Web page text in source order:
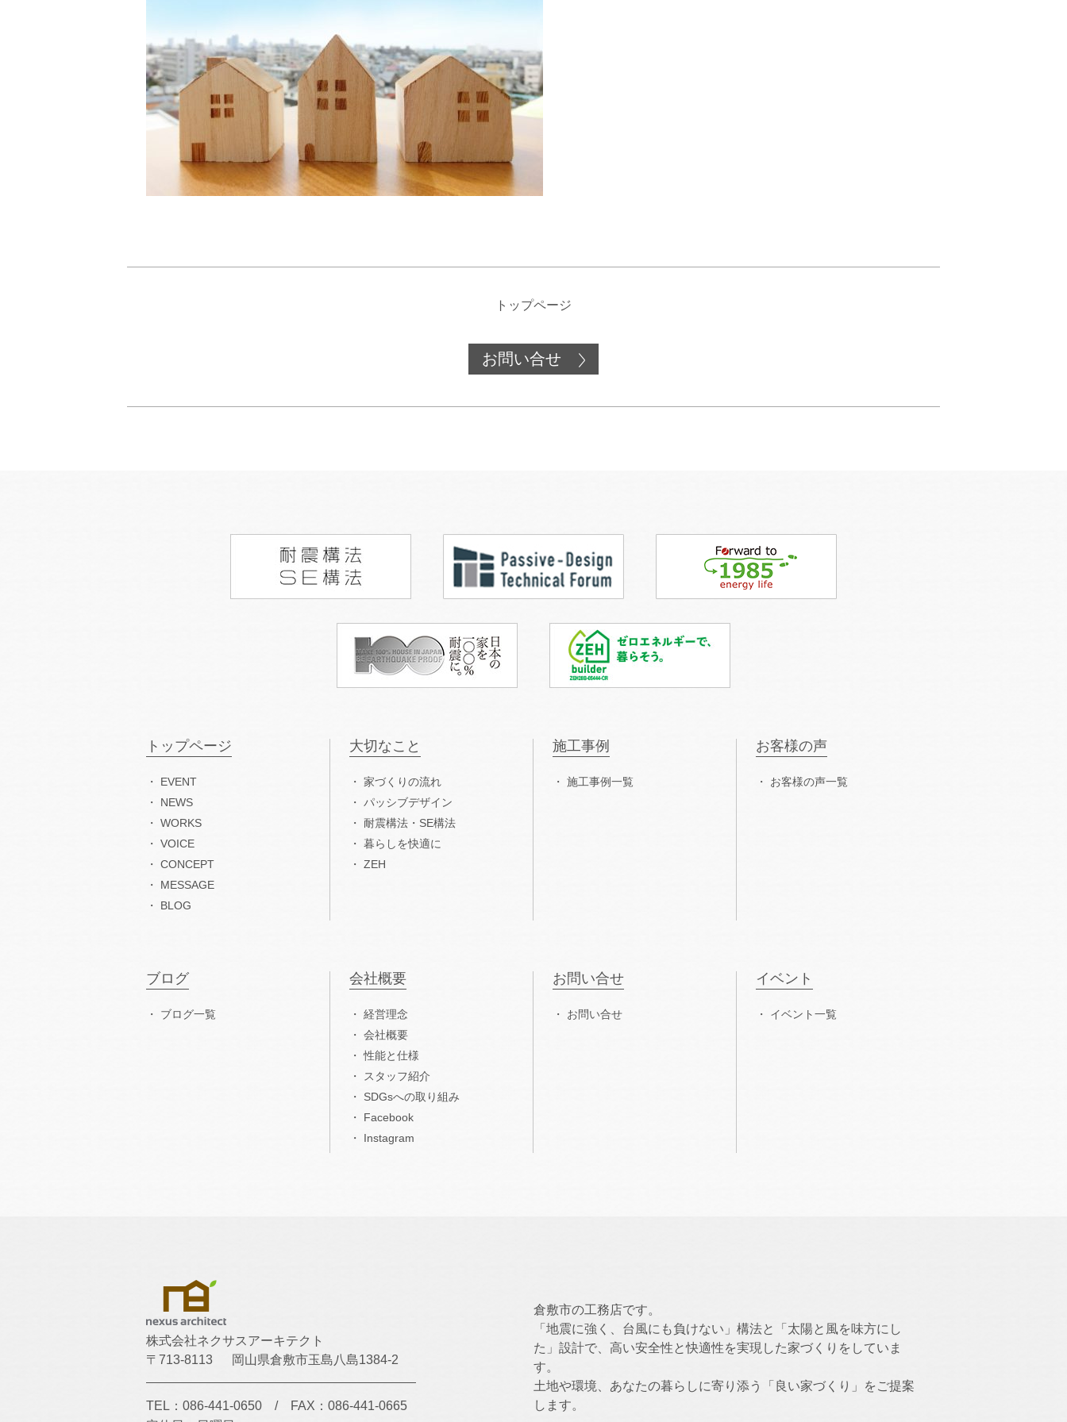
トップページ
お問い合せ
トップページ
EVENT
NEWS
WORKS
VOICE
CONCEPT
MESSAGE
BLOG
大切なこと
家づくりの流れ
パッシブデザイン
耐震構法・SE構法
暮らしを快適に
ZEH
施工事例
施工事例一覧
お客様の声
お客様の声一覧
ブログ
ブログ一覧
会社概要
経営理念
会社概要
性能と仕様
スタッフ紹介
SDGsへの取り組み
Facebook
Instagram
お問い合せ
お問い合せ
イベント
イベント一覧
株式会社ネクサスアーキテクト
〒713-8113
岡山県倉敷市玉島八島1384-2
TEL：086-441-0650 /
FAX：086-441-0665
倉敷市の工務店です。
「地震に強く、台風にも負けない」構法と「太陽と風を味方にし
た」設計で、高い安全性と快適性を実現した家づくりをしていま
す。
土地や環境、あなたの暮らしに寄り添う「良い家づくり」をご提案
します。